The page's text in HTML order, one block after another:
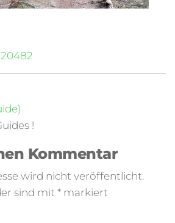
!
Kommentar
wird nicht veröffentlicht.
sind mit * markiert